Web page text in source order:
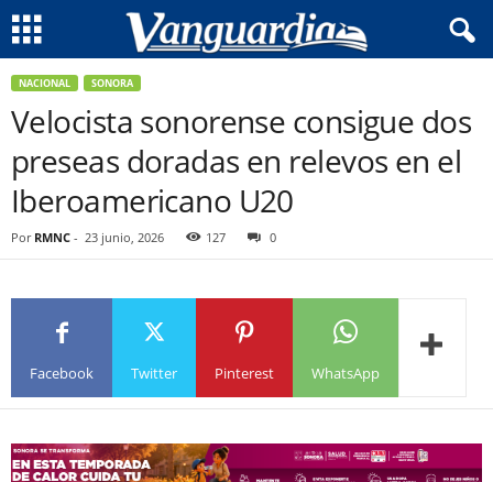
NACIONAL SONORA
Velocista sonorense consigue dos
preseas doradas en relevos en el
Iberoamericano U20
Por RMNC - 23 junio, 2026 127 0
Facebook Twitter Pinterest WhatsApp